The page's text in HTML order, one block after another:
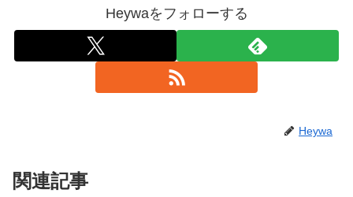
Heywaをフォローする
Heywa
関連記事